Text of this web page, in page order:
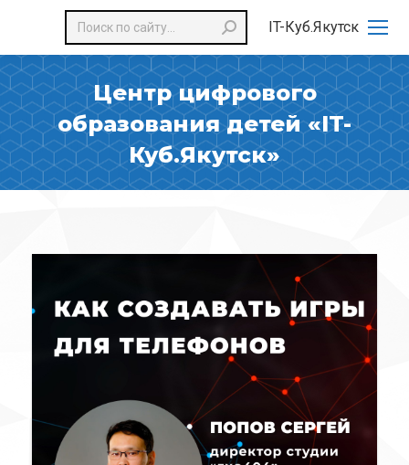
IT-Куб.Якутск
Поиск:
Центр цифрового
образования детей «IT-
Куб.Якутск»